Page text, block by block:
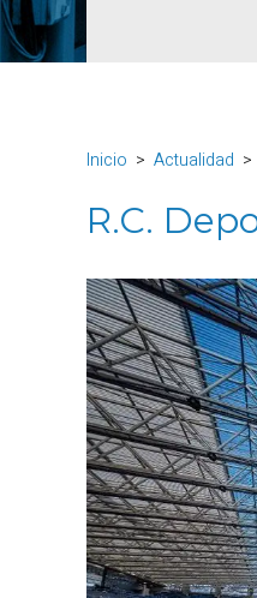
Inicio Actualidad
R.C.